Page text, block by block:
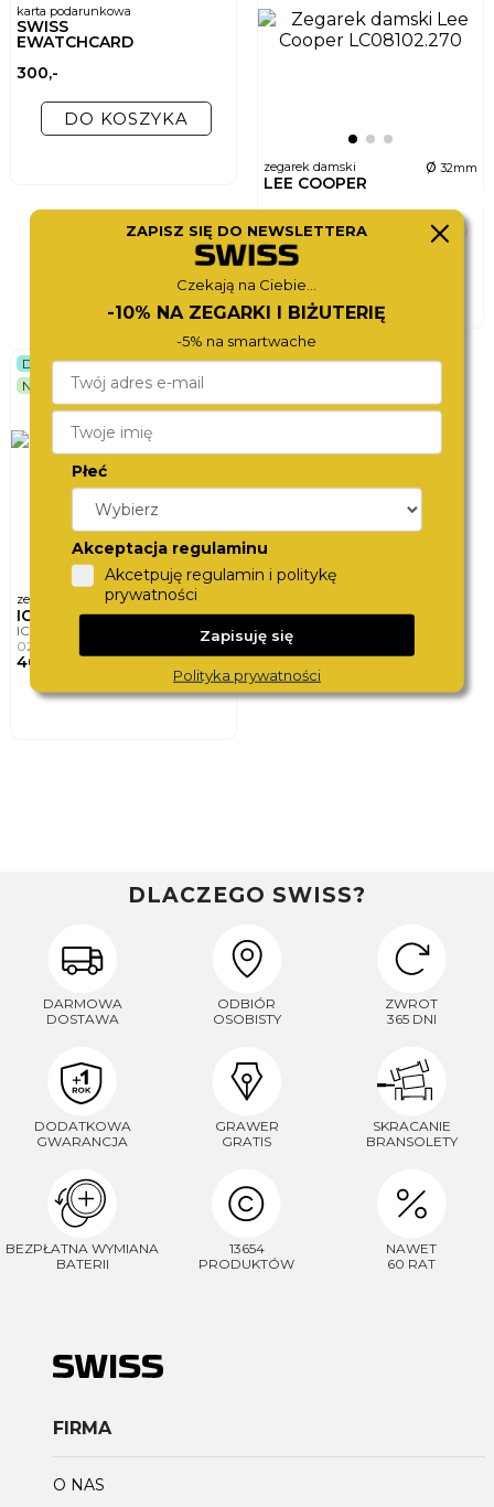
karta podarunkowa
SWISS
EWATCHCARD
300,-
DO KOSZYKA
zegarek damski ø 32mm
LEE COOPER
LC08102.270
380,- 190,- -50%
najniższa cena -21%
2 wersje
zegarek damski ø37mm
ICE-WATCH
ICE FLOWER
025898
460,-
DOSTĘPNY WKRÓTCE
NEW
48h
DLACZEGO SWISS?
DARMOWA
DOSTAWA
ODBIÓR
OSOBISTY
ZWROT
365 DNI
DODATKOWA
GWARANCJA
GRAWER
GRATIS
SKRACANIE
BRANSOLETY
BEZPŁATNA WYMIANA
BATERII
13654
PRODUKTÓW
NAWET
60 RAT
FIRMA
O NAS
ZAPISZ SIĘ DO NEWSLETTERA
Czekają na Ciebie...
-10% NA ZEGARKI I BIŻUTERIĘ
-5% na smartwache
Płeć
Akceptacja regulaminu
Akcetpuję regulamin i politykę
prywatności
Zapisuję się
Polityka prywatności